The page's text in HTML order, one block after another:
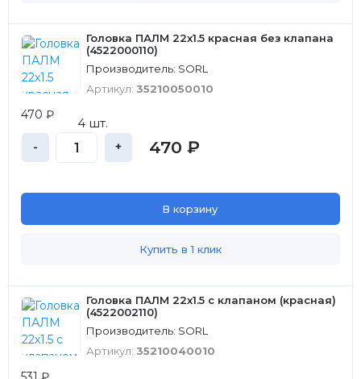
Головка ПАЛМ 22х1.5 красная без клапана
(4522000110)
Производитель: SORL
Артикул: 35210050010
470 ₽
4 шт.
- + 470 ₽
В корзину
Купить в 1 клик
Головка ПАЛМ 22х1.5 с клапаном (красная)
(4522002110)
Производитель: SORL
Артикул: 35210040010